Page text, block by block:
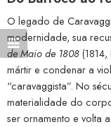
O legado de
modernidade, sua
de Maio de 1808
mártir e condenar a
“caravaggista”. No
materialidade do
ser ornamento e volta